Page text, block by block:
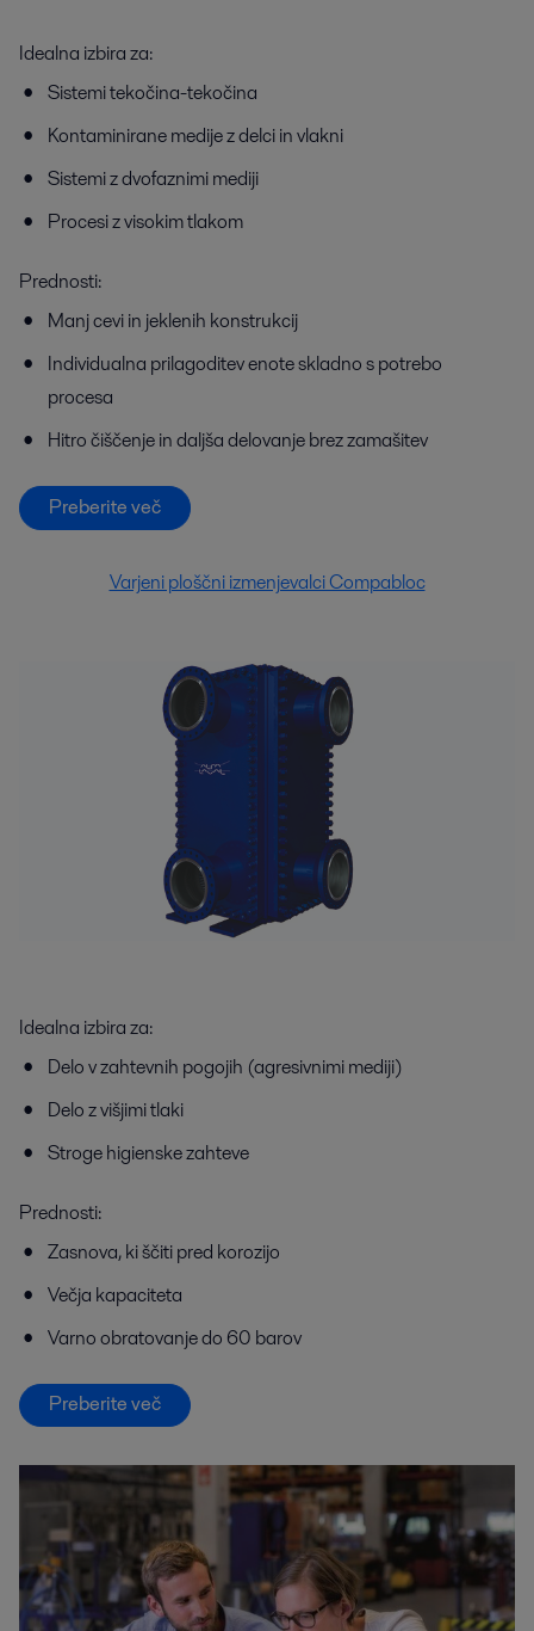
Idealna izbira za:
Sistemi tekočina-tekočina
Kontaminirane medije z delci in vlakni
Sistemi z dvofaznimi mediji
Procesi z visokim tlakom
Prednosti:
Manj cevi in jeklenih konstrukcij
Individualna prilagoditev enote skladno s potrebo
procesa
Hitro čiščenje in daljša delovanje brez zamašitev
Preberite več
Varjeni ploščni izmenjevalci Compabloc
Idealna izbira za:
Delo v zahtevnih pogojih (agresivnimi mediji)
Delo z višjimi tlaki
Stroge higienske zahteve
Prednosti:
Zasnova, ki ščiti pred korozijo
Večja kapaciteta
Varno obratovanje do 60 barov
Preberite več